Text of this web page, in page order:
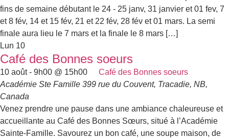
fins de semaine débutant le 24 - 25 janv, 31 janvier et 01 fev, 7
et 8 fév, 14 et 15 fév, 21 et 22 fév, 28 fév et 01 mars. La semi
finale aura lieu le 7 mars et la finale le 8 mars […]
Lun 10
Café des Bonnes soeurs
10 août - 9h00 @ 15h00
Café des Bonnes soeurs
Académie Ste Famille 399 rue du Couvent, Tracadie, NB,
Canada
Venez prendre une pause dans une ambiance chaleureuse et
accueillante au Café des Bonnes Sœurs, situé à l’Académie
Sainte-Famille. Savourez un bon café, une soupe maison, de